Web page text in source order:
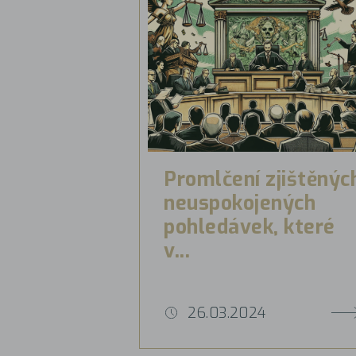
Promlčení
neuspokojených
pohledávek, které
v...
26.03.2024